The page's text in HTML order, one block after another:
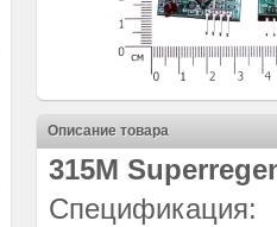
Описание товара
315M
Спецификация: